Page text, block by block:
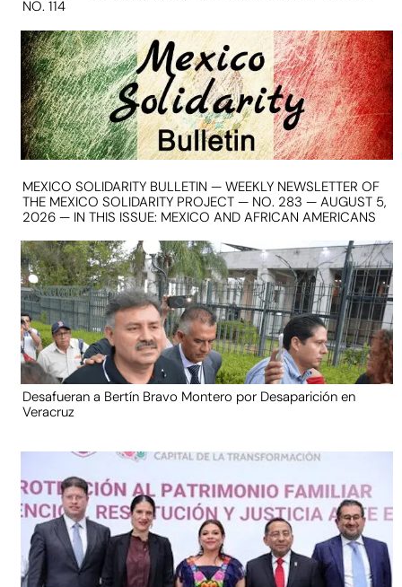
NO. 114
MEXICO SOLIDARITY BULLETIN — WEEKLY NEWSLETTER OF
THE MEXICO SOLIDARITY PROJECT — NO. 283 — AUGUST 5,
2026 — IN THIS ISSUE: MEXICO AND AFRICAN AMERICANS
Desafueran a Bertín Bravo Montero por Desaparición en
Veracruz